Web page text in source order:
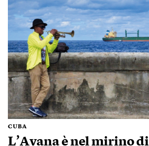
CUBA
L’Avana è nel mirino di